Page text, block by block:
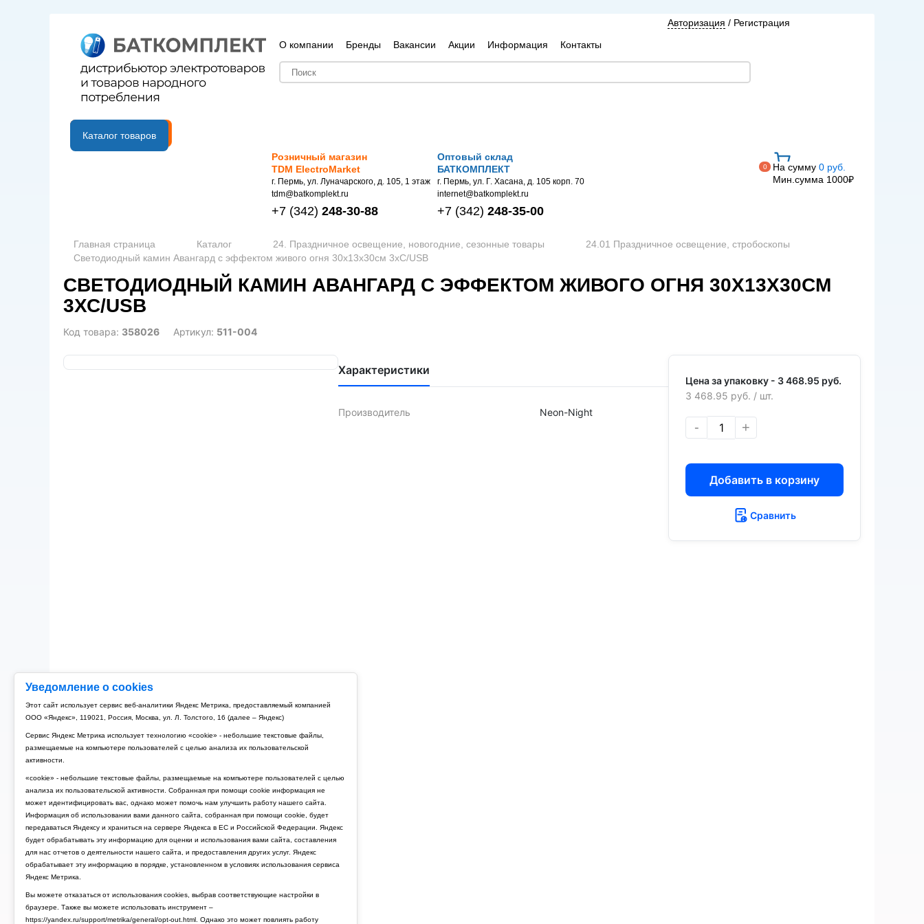
Уведомление о cookies
Этот сайт использует сервис веб-аналитики Яндекс Метрика, предоставляемый компанией
ООО «Яндекс», 119021, Россия, Москва, ул. Л. Толстого, 16 (далее – Яндекс)
Сервис Яндекс Метрика использует технологию «cookie» - небольшие текстовые файлы,
размещаемые на компьютере пользователей с целью анализа их пользовательской
активности.
«cookie» - небольшие текстовые файлы, размещаемые на компьютере пользователей с целью
анализа их пользовательской активности. Собранная при помощи cookie информация не
может идентифицировать вас, однако может помочь нам улучшить работу нашего сайта.
Информация об использовании вами данного сайта, собранная при помощи cookie, будет
передаваться Яндексу и храниться на сервере Яндекса в ЕС и Российской Федерации. Яндекс
будет обрабатывать эту информацию для оценки и использования вами сайта, составления
для нас отчетов о деятельности нашего сайта, и предоставления других услуг. Яндекс
обрабатывает эту информацию в порядке, установленном в условиях использования сервиса
Яндекс Метрика.
Вы можете отказаться от использования cookies, выбрав соответствующие настройки в
браузере. Также вы можете использовать инструмент –
https://yandex.ru/support/metrika/general/opt-out.html. Однако это может повлиять работу
О компании Бренды Вакансии Акции Информация Контакты
Авторизация / Регистрация
B2B портал
Каталог товаров
Розничный магазин
TDM ElectroMarket
г. Пермь, ул. Луначарского, д. 105, 1 этаж
tdm@batkomplekt.ru
+7 (342) 248-30-88
Оптовый склад
БАТКОМПЛЕКТ
г. Пермь, ул. Г. Хасана, д. 105 корп. 70
internet@batkomplekt.ru
+7 (342) 248-35-00
0 На сумму 0 руб.
Мин.сумма 1000₽
Главная страница Каталог 24. Праздничное освещение, новогодние, сезонные товары
24.01 Праздничное освещение, стробоскопы
Светодиодный камин Авангард с эффектом живого огня 30х13х30см 3хС/USB
СВЕТОДИОДНЫЙ КАМИН АВАНГАРД С ЭФФЕКТОМ ЖИВОГО ОГНЯ 30Х13Х30СМ
3ХС/USB
Код товара: 358026 Артикул: 511-004
Характеристики
Производитель Neon-Night
Цена за упаковку - 3 468.95 руб.
3 468.95 руб. / шт.
- +
Добавить в корзину
Сравнить